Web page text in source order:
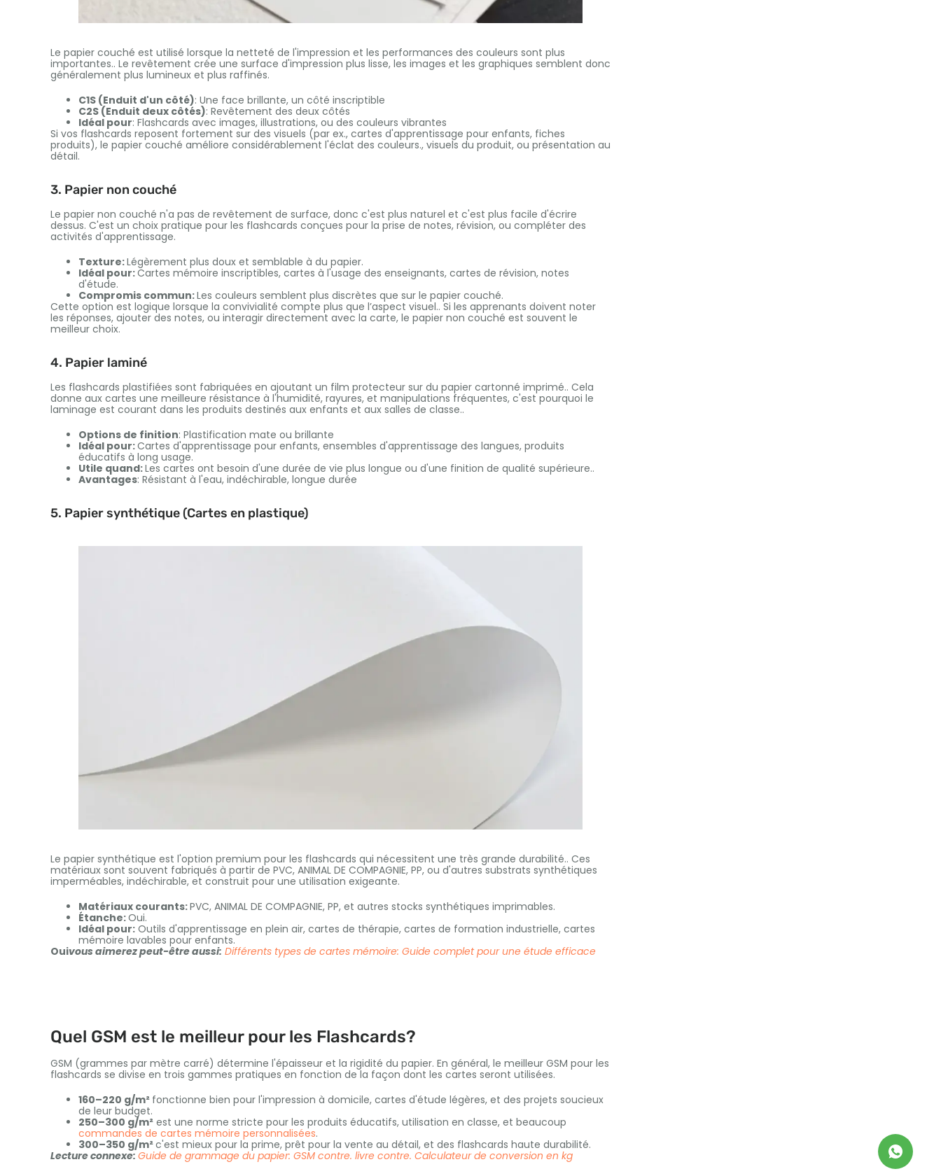
Le papier couché est utilisé lorsque la netteté de l'impression et les performances des couleurs sont plus
importantes.. Le revêtement crée une surface d'impression plus lisse, les images et les graphiques semblent donc
généralement plus lumineux et plus raffinés.
C1S (Enduit d'un côté): Une face brillante, un côté inscriptible
C2S (Enduit deux côtés): Revêtement des deux côtés
Idéal pour: Flashcards avec images, illustrations, ou des couleurs vibrantes
Si vos flashcards reposent fortement sur des visuels (par ex., cartes d'apprentissage pour enfants, fiches
produits), le papier couché améliore considérablement l'éclat des couleurs., visuels du produit, ou présentation au
détail.
3. Papier non couché
Le papier non couché n'a pas de revêtement de surface, donc c'est plus naturel et c'est plus facile d'écrire
dessus. C'est un choix pratique pour les flashcards conçues pour la prise de notes, révision, ou compléter des
activités d'apprentissage.
Texture:Légèrement plus doux et semblable à du papier.
Idéal pour:Cartes mémoire inscriptibles, cartes à l'usage des enseignants, cartes de révision, notes
d'étude.
Compromis commun:Les couleurs semblent plus discrètes que sur le papier couché.
Cette option est logique lorsque la convivialité compte plus que l’aspect visuel.. Si les apprenants doivent noter
les réponses, ajouter des notes, ou interagir directement avec la carte, le papier non couché est souvent le
meilleur choix.
4. Papier laminé
Les flashcards plastifiées sont fabriquées en ajoutant un film protecteur sur du papier cartonné imprimé.. Cela
donne aux cartes une meilleure résistance à l'humidité, rayures, et manipulations fréquentes, c'est pourquoi le
laminage est courant dans les produits destinés aux enfants et aux salles de classe..
Options de finition: Plastification mate ou brillante
Idéal pour:Cartes d'apprentissage pour enfants, ensembles d'apprentissage des langues, produits
éducatifs à long usage.
Utile quand:Les cartes ont besoin d'une durée de vie plus longue ou d'une finition de qualité supérieure..
Avantages: Résistant à l'eau, indéchirable, longue durée
5. Papier synthétique (Cartes en plastique)
Le papier synthétique est l'option premium pour les flashcards qui nécessitent une très grande durabilité.. Ces
matériaux sont souvent fabriqués à partir de PVC, ANIMAL DE COMPAGNIE, PP, ou d'autres substrats synthétiques
imperméables, indéchirable, et construit pour une utilisation exigeante.
Matériaux courants:PVC, ANIMAL DE COMPAGNIE, PP, et autres stocks synthétiques imprimables.
Étanche:Oui.
Idéal pour: Outils d'apprentissage en plein air, cartes de thérapie, cartes de formation industrielle, cartes
mémoire lavables pour enfants.
Ouivous aimerez peut-être aussi: Différents types de cartes mémoire: Guide complet pour une étude efficace
Quel GSM est le meilleur pour les Flashcards?
GSM (grammes par mètre carré) détermine l'épaisseur et la rigidité du papier. En général, le meilleur GSM pour les
flashcards se divise en trois gammes pratiques en fonction de la façon dont les cartes seront utilisées.
160–220 g/m² fonctionne bien pour l'impression à domicile, cartes d'étude légères, et des projets soucieux
de leur budget.
250–300 g/m² est une norme stricte pour les produits éducatifs, utilisation en classe, et beaucoup
commandes de cartes mémoire personnalisées.
300–350 g/m²c'est mieux pour la prime, prêt pour la vente au détail, et des flashcards haute durabilité.
Lecture connexe: Guide de grammage du papier: GSM contre. livre contre. Calculateur de conversion en kg